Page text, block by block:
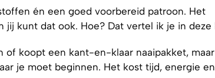
én een goed voorbereid patroon. Het
jij kunt dat ook. Hoe? Dat vertel ik je in deze
koopt een kant-en-klaar naaipakket,
je moet beginnen. Het kost tijd, energie en